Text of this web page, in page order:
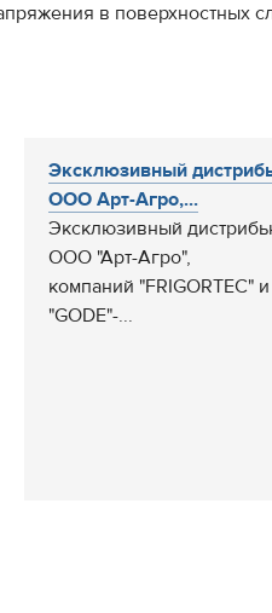
в поверхностных
Эксклюзивный
ООО Арт-Агро,...
Эксклюзивный
ООО "Арт-Агро",
компаний "FRIGORTEC" и
"GODE"-...